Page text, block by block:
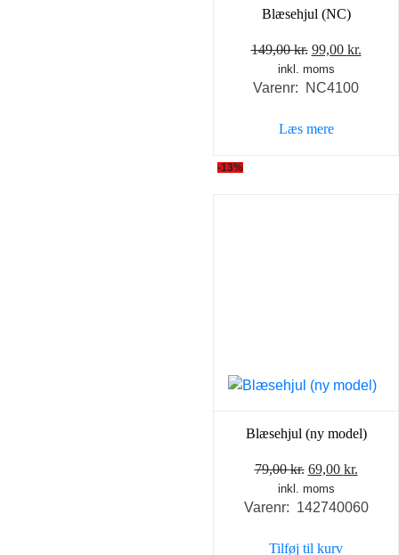
Blæsehjul (NC)
149,00kr. Den
oprindelige
pris
149,00 kr..
99,00 kr.
inkl. moms
Varenr: NC4100
Læs mere
-13%
Blæsehjul (ny model)
79,00kr. Den
oprindelige
pris
69,00 kr.
pris
inkl. moms
Varenr: 142740060
Tilføj til kurv